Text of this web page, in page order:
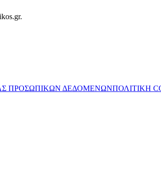
ΠΡΟΣΩΠΙΚΩΝ ΔΕΔΟΜΕΝΩΝΠΟΛΙΤΙΚΗ